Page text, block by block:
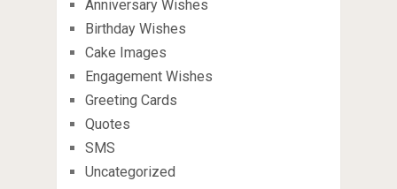
Anniversary Wishes
Birthday Wishes
Cake Images
Engagement Wishes
Greeting Cards
Quotes
SMS
Uncategorized